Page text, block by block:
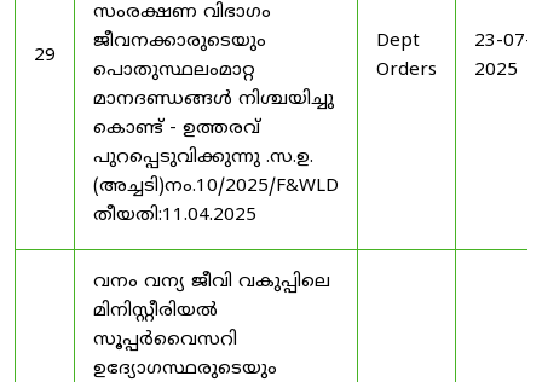
29
സംരക്ഷണ വിഭാഗം
ജീവനക്കാരുടെയും
പൊതുസ്ഥലംമാറ്റ
മാനദണ്ഡങ്ങൾ നിശ്ചയിച്ചു
കൊണ്ട് - ഉത്തരവ്
പുറപ്പെടുവിക്കുന്നു .സ.ഉ.
(അച്ചടി)നം.10/2025/F&WLD
തീയതി:11.04.2025
Dept
Orders
23-07-
2025
വനം വന്യ ജീവി വകുപ്പിലെ
മിനിസ്റ്റീരിയൽ
സൂപ്പർവൈസറി
ഉദ്യോഗസ്ഥരുടെയും